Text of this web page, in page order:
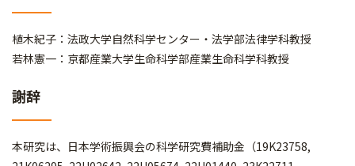
植木紀子：法政大学自然科学センター・法学部法律学科教授
若林憲一：京都産業大学生命科学部産業生命科学科教授
謝辞
本研究は、日本学術振興会の科学研究費補助金（19K23758,